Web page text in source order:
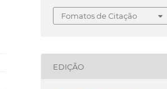
Fomatos de Citação
EDIÇÃO